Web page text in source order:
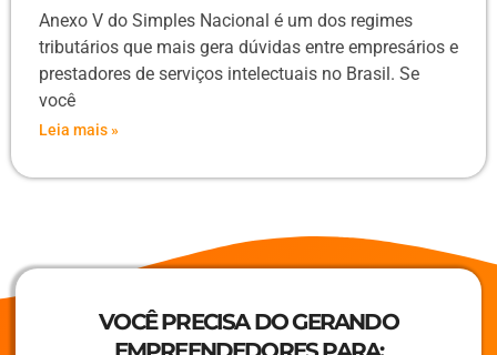
Anexo V do Simples Nacional é um dos regimes
tributários que mais gera dúvidas entre empresários e
prestadores de serviços intelectuais no Brasil. Se
você
Leia mais »
VOCÊ PRECISA DO GERANDO